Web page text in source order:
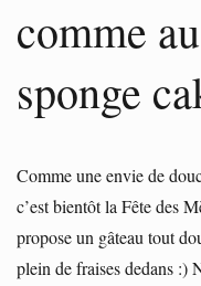
comme
sponge
Comme une envie de
c’est bientôt la Fête des
propose un gâteau tout
plein de fraises dedans :)